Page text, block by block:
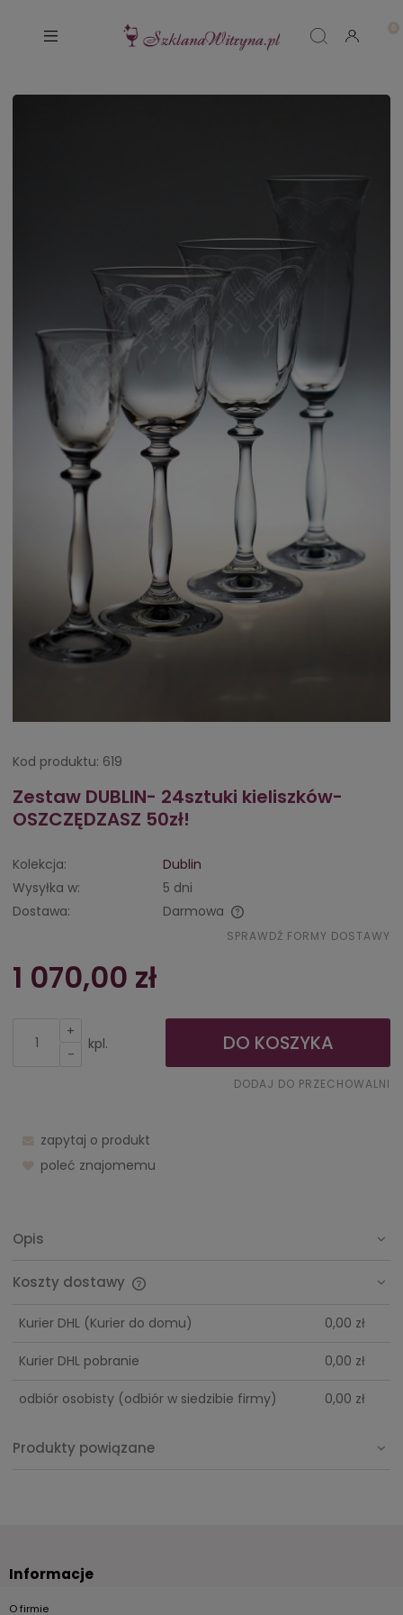
Kod produktu: 619
Zestaw DUBLIN- 24sztuki kieliszków-
OSZCZĘDZASZ 50zł!
Kolekcja:
Dublin
Wysyłka w:
5 dni
Dostawa:
Darmowa
Cena nie zawiera ewentualnych kosztów płatności
SPRAWDŹ FORMY DOSTAWY
1 070,00 zł
+
-
kpl. DO KOSZYKA
DODAJ DO PRZECHOWALNI
zapytaj o produkt
poleć znajomemu
Opis
Koszty dostawy
Kurier DHL (Kurier do domu) 0,00 zł
Kurier DHL pobranie 0,00 zł
odbiór osobisty (odbiór w siedzibie firmy) 0,00 zł
Produkty powiązane
Informacje
O firmie